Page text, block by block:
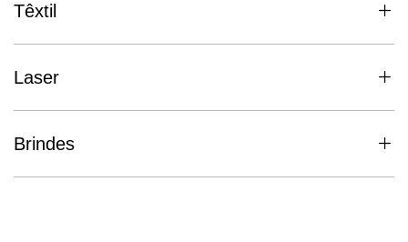
Têxtil
Laser
Brindes